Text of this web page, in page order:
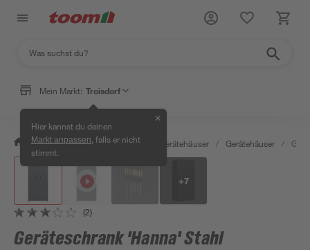
Mein Markt: Troisdorf
Hier kannst du deinen
Markt anpassen , falls er nicht
stimmt.
✕
/ Garten & Freizeit / Garten- & Gerätehäuser / Gerätehäuser /
+7
(2)
Geräteschrank 'Hanna' Stahl